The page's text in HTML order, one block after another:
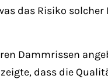
das Risiko solcher
Dammrissen
dass die